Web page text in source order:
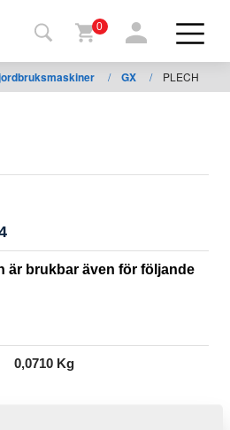
0
/ GX / PLECH
är brukbar även för följande
0,0710 Kg